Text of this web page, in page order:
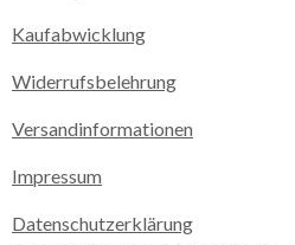
Kaufabwicklung
Widerrufsbelehrung
Versandinformationen
Impressum
Datenschutzerklärung